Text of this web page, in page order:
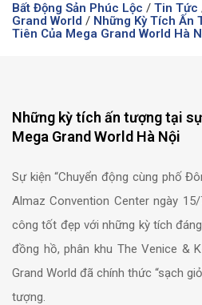
Bất Động Sản Phúc Lộc / Tin Tức
Grand World / Những Kỳ Tích Ấn
Tiên Của Mega Grand World Hà
Những kỳ tích ấn tượng tại
Mega Grand World Hà Nội
Sự kiện “Chuyển động cùng phố
Almaz Convention Center ngày
công tốt đẹp với những kỳ tích
đồng hồ, phân khu The Venice &
Grand World đã chính thức “sạch
tượng.